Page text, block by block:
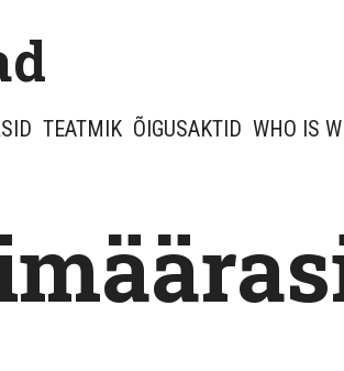
TEATMIK ÕIGUSAKTID WHO IS